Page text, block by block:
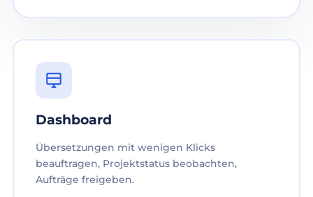
Dashboard
Übersetzungen mit wenigen Klicks
beauftragen, Projektstatus beobachten,
Aufträge freigeben.